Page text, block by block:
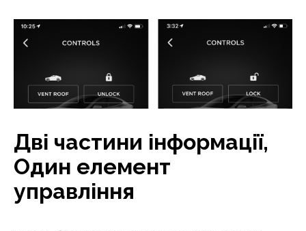
Дві частини інформації,
Один елемент
управління